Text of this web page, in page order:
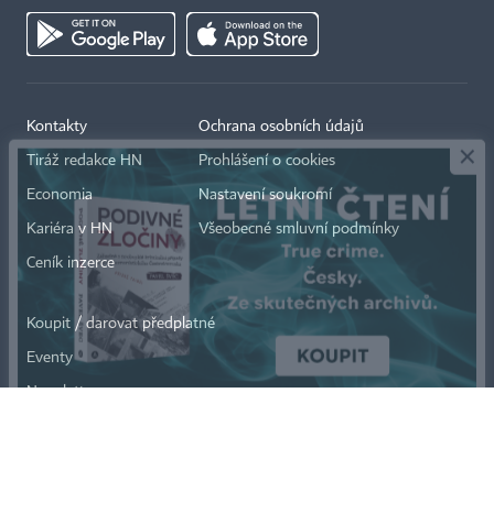
Kontakty
Tiráž redakce HN
Economia
Kariéra v HN
Ceník inzerce
Ochrana osobních údajů
Prohlášení o cookies
Nastavení soukromí
Všeobecné smluvní podmínky
Koupit / darovat předplatné
Eventy
Newslettery